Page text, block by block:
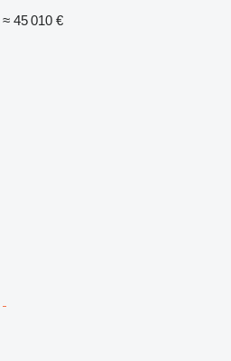
≈ 45 010 €